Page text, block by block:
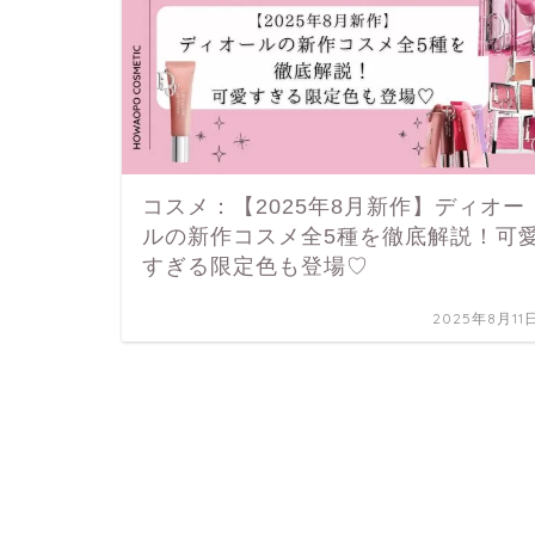
コスメ：【2025年8月新作】ディオー
ルの新作コスメ全5種を徹底解説！可
すぎる限定色も登場♡
2025年8月11